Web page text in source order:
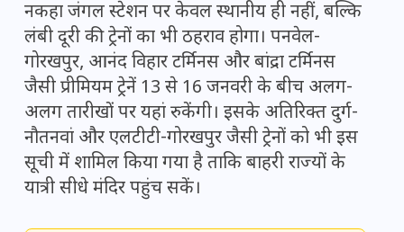
नकहा जंगल स्टेशन पर केवल स्थानीय ही नहीं, बल्कि
लंबी दूरी की ट्रेनों का भी ठहराव होगा। पनवेल-
गोरखपुर, आनंद विहार टर्मिनस और बांद्रा टर्मिनस
जैसी प्रीमियम ट्रेनें 13 से 16 जनवरी के बीच अलग-
अलग तारीखों पर यहां रुकेंगी। इसके अतिरिक्त दुर्ग-
नौतनवां और एलटीटी-गोरखपुर जैसी ट्रेनों को भी इस
सूची में शामिल किया गया है ताकि बाहरी राज्यों के
यात्री सीधे मंदिर पहुंच सकें।